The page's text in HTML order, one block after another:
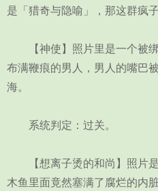
是「猎奇与隐喻」，那这群疯
【神使】照片里是一个被绑
布满鞭痕的男人，男人的嘴巴
海。
系统判定：过关。
【想离子烫的和尚】照片是
木鱼里面竟然塞满了腐烂的内